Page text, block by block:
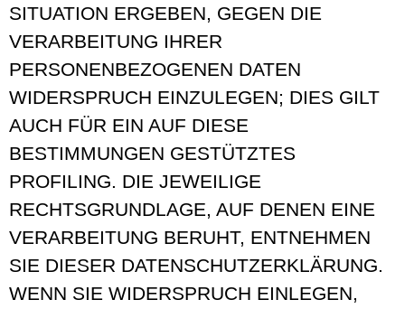
SITUATION ERGEBEN, GEGEN DIE
VERARBEITUNG IHRER
PERSONENBEZOGENEN DATEN
WIDERSPRUCH EINZULEGEN; DIES GILT
AUCH FÜR EIN AUF DIESE
BESTIMMUNGEN GESTÜTZTES
PROFILING. DIE JEWEILIGE
RECHTSGRUNDLAGE, AUF DENEN EINE
VERARBEITUNG BERUHT, ENTNEHMEN
SIE DIESER DATENSCHUTZERKLÄRUNG.
WENN SIE WIDERSPRUCH EINLEGEN,